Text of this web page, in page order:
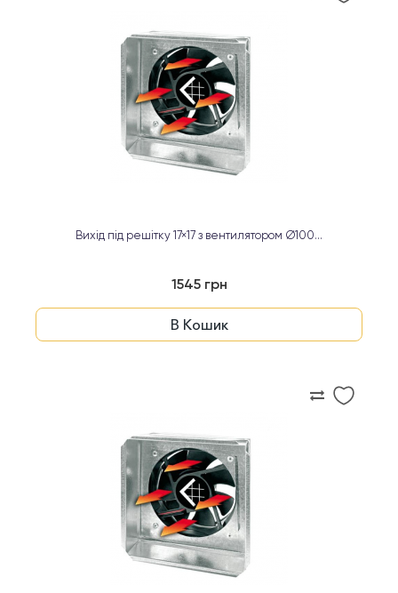
Вихід під решітку 17×17 з вентилятором Ø100...
1545 грн
В Кошик